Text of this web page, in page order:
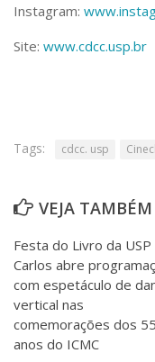
Instagram:
Site: www.cdcc.usp.br
Tags: cdcc. usp
VEJA TAMBÉM
Festa do Livro da USP
Carlos abre
com espetáculo de
vertical nas
comemorações dos 55
anos do ICMC